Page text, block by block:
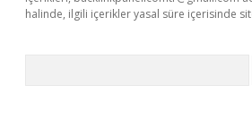
halinde, ilgili içerikler yasal süre içerisinde